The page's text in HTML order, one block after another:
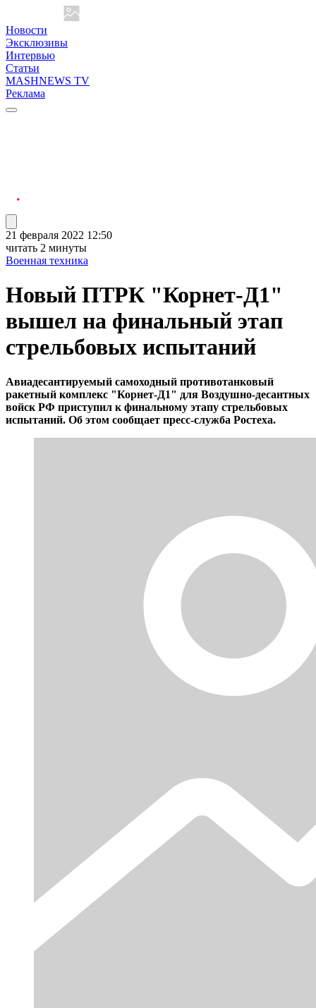
Новости
Эксклюзивы
Интервью
Статьи
MASHNEWS TV
Реклама
21 февраля 2022 12:50
читать 2 минуты
Военная техника
Новый ПТРК "Корнет-Д1"
вышел на финальный этап
стрельбовых испытаний
Авиадесантируемый самоходный противотанковый
ракетный комплекс "Корнет-Д1" для Воздушно-десантных
войск РФ приступил к финальному этапу стрельбовых
испытаний. Об этом сообщает пресс-служба Ростеха.